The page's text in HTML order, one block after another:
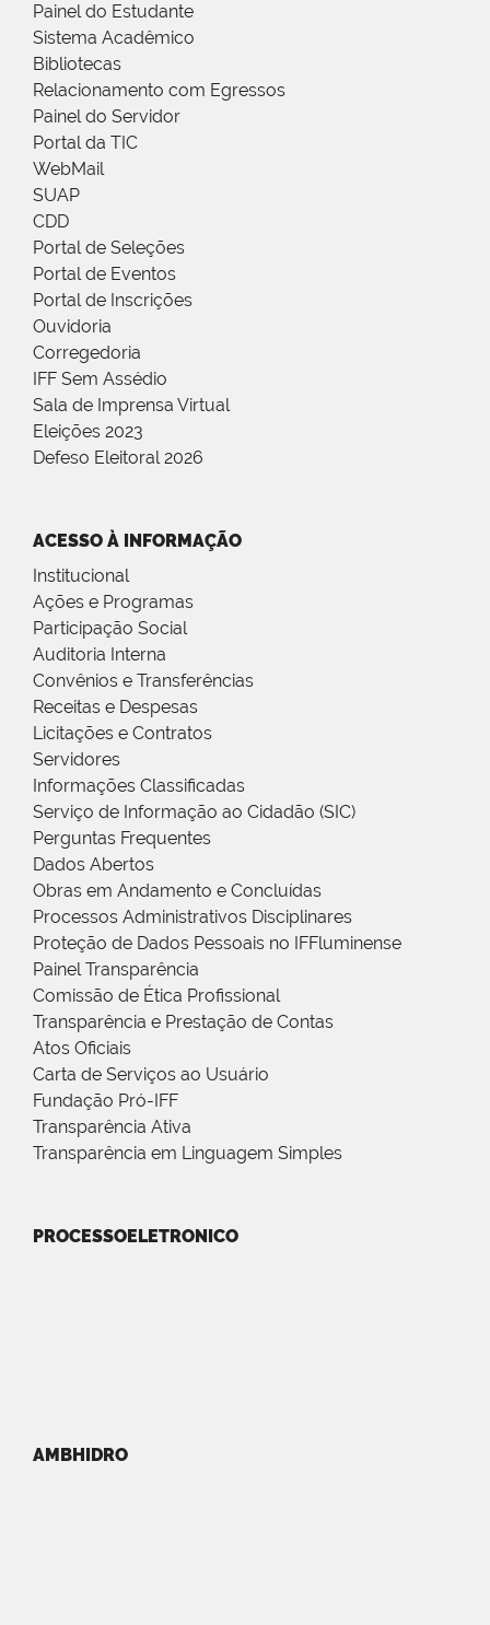
Painel do Estudante
Sistema Acadêmico
Bibliotecas
Relacionamento com Egressos
Painel do Servidor
Portal da TIC
WebMail
SUAP
CDD
Portal de Seleções
Portal de Eventos
Portal de Inscrições
Ouvidoria
Corregedoria
IFF Sem Assédio
Sala de Imprensa Virtual
Eleições 2023
Defeso Eleitoral 2026
ACESSO À INFORMAÇÃO
Institucional
Ações e Programas
Participação Social
Auditoria Interna
Convênios e Transferências
Receitas e Despesas
Licitações e Contratos
Servidores
Informações Classificadas
Serviço de Informação ao Cidadão (SIC)
Perguntas Frequentes
Dados Abertos
Obras em Andamento e Concluídas
Processos Administrativos Disciplinares
Proteção de Dados Pessoais no IFFluminense
Painel Transparência
Comissão de Ética Profissional
Transparência e Prestação de Contas
Atos Oficiais
Carta de Serviços ao Usuário
Fundação Pró-IFF
Transparência Ativa
Transparência em Linguagem Simples
PROCESSOELETRONICO
AMBHIDRO